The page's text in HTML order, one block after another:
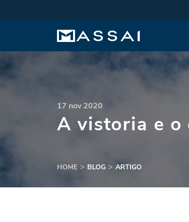
17 nov 2020
A vistoria e o
HOME BLOG ARTIGO